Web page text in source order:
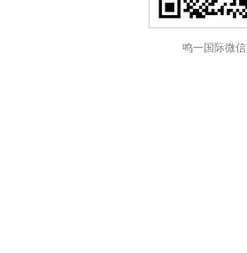
鸣一国际微